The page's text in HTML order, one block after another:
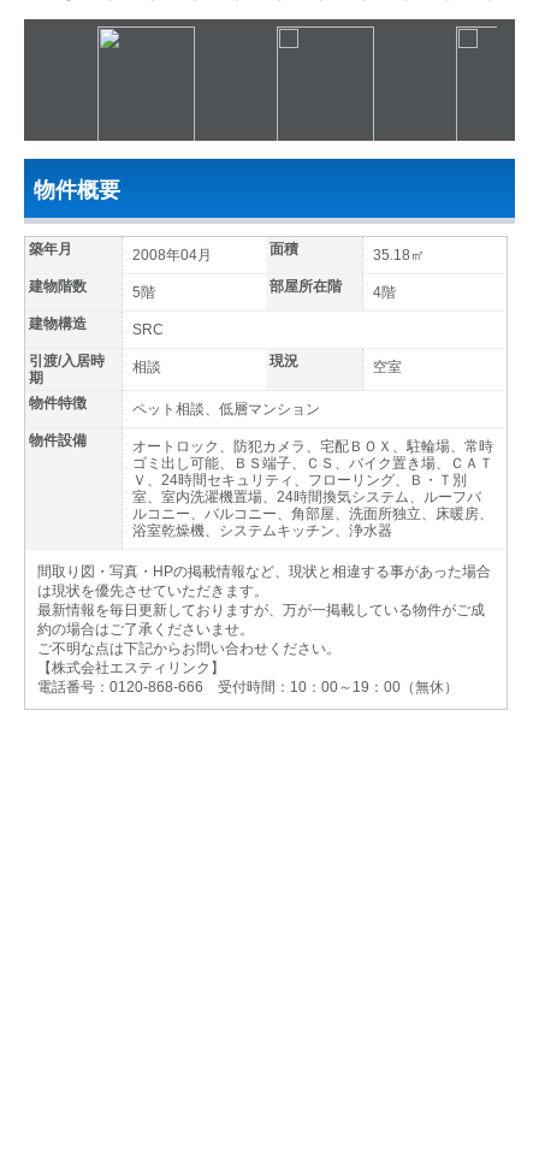
物件概要
築年月 2008年04月 面積
35.18㎡
建物階数
5階 部屋所在階
4階
建物構造
SRC
引渡/入居時
期
相談 現況 空室
物件特徴
ペット相談、低層マンション
物件設備
オートロック、防犯カメラ、宅配ＢＯＸ、駐輪場、常時
ゴミ出し可能、ＢＳ端子、ＣＳ、バイク置き場、ＣＡＴ
Ｖ、24時間セキュリティ、フローリング、Ｂ・Ｔ別
室、室内洗濯機置場、24時間換気システム、ルーフバ
ルコニー、バルコニー、角部屋、洗面所独立、床暖房、
浴室乾燥機、システムキッチン、浄水器
間取り図・写真・HPの掲載情報など、現状と相違する事があった場合
は現状を優先させていただきます。
最新情報を毎日更新しておりますが、万が一掲載している物件がご成
約の場合はご了承くださいませ。
ご不明な点は下記からお問い合わせください。
【株式会社エスティリンク】
電話番号：0120-868-666 受付時間：10：00～19：00（無休）